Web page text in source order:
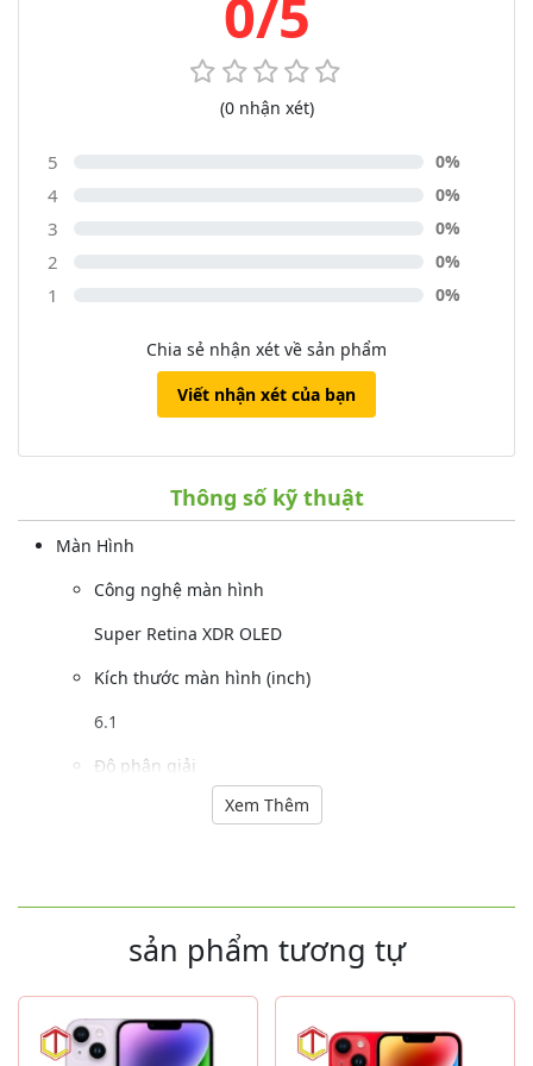
0/5
(0 nhận xét)
5 0%
4 0%
3 0%
2 0%
1 0%
Chia sẻ nhận xét về sản phẩm
Viết nhận xét của bạn
Thông số kỹ thuật
Màn Hình
Công nghệ màn hình
Super Retina XDR OLED
Kích thước màn hình (inch)
6.1
Độ phân giải
1170 x 2532 pixels
Camera Sau
12 MP, f/2.4, 13mm, 120˚ (góc siêu rộng)12 MP f/1.5,
26mm (góc rộng)
Xem Thêm
sản phẩm tương tự